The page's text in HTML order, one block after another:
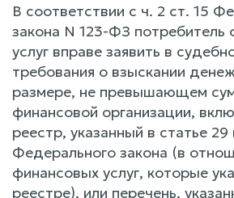
В соответствии с ч. 2 ст. 15
закона N 123-ФЗ потребитель
услуг вправе заявить в
требования о взыскании
размере, не превышающем
финансовой организации,
реестр, указанный в статье
Федерального закона (в
финансовых услуг, которые
реестре), или перечень,